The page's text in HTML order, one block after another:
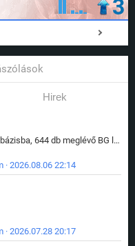
3
Hirek
149 új BG lap került be az adatbázisba, 644 db meglévő BG lap módosult, bekerültek az új képek a megváltozott lapokhoz is.
2026.08.06 22:14
2026.07.28 20:17